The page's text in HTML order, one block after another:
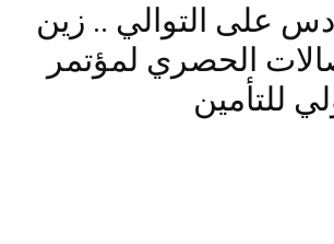
على التوالي .. زين
الحصري لمؤتمر
للتأمين